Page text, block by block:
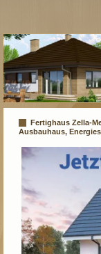
Fertighaus Zella-
Ausbauhaus,